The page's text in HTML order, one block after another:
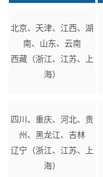
北京、天津、江西、湖
南、山东、云南
西藏（浙江、江苏、上
海）
四川、重庆、河北、贵
州、黑龙江、吉林
辽宁（浙江、江苏、上
海）